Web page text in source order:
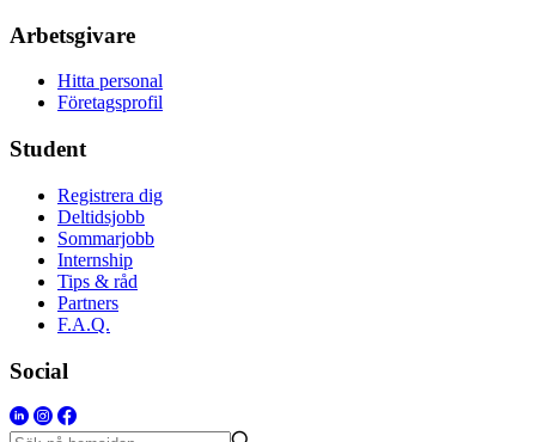
Arbetsgivare
Hitta personal
Företagsprofil
Student
Registrera dig
Deltidsjobb
Sommarjobb
Internship
Tips & råd
Partners
F.A.Q.
Social